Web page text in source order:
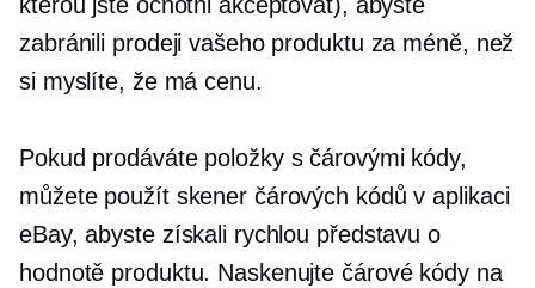
zabránili prodeji vašeho produktu za méně, než
si myslíte, že má cenu.
Pokud prodáváte položky s čárovými kódy,
můžete použít skener čárových kódů v aplikaci
eBay, abyste získali rychlou představu o
hodnotě produktu. Naskenujte čárové kódy na